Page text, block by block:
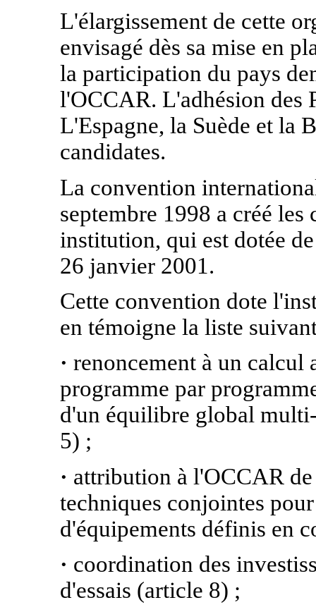
L'élargissement de cette
envisagé dès sa mise en
la participation du pays
l'OCCAR. L'adhésion des
L'Espagne, la Suède et la
candidates.
La convention
septembre 1998 a créé
institution, qui est dotée
26 janvier 2001.
Cette convention dote
en témoigne la liste
· renoncement à un
programme par
d'un équilibre global
5) ;
· attribution à l'OCCAR
techniques conjointes
d'équipements définis en
· coordination des
d'essais (article 8) ;